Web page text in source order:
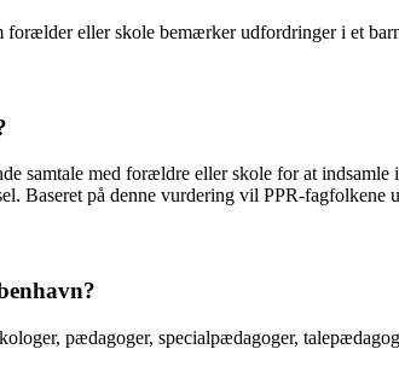
eller skole bemærker udfordringer i et
samtale med forældre eller skole for at
Baseret på denne vurdering vil PPR-fagfolkene
pædagoger, specialpædagoger,